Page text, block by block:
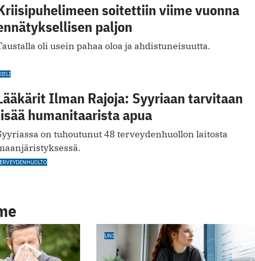
soitettiin viime vuonna
paljon
oli usein pahaa oloa ja ahdistuneisuutta.
Ilman Rajoja: Syyriaan tarvitaan
humanitaarista apua
on tuhoutunut 48 terveydenhuollon laitosta
UNI